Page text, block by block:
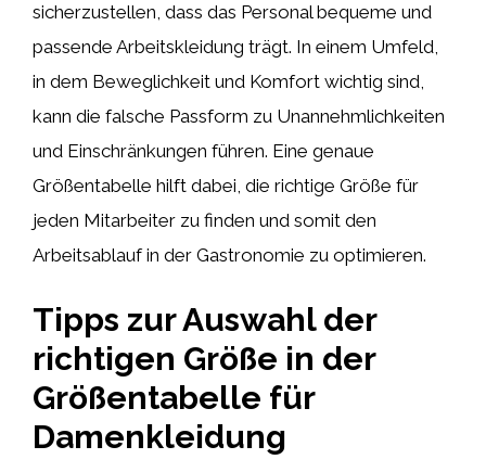
sicherzustellen, dass das Personal bequeme und
passende Arbeitskleidung trägt. In einem Umfeld,
in dem Beweglichkeit und Komfort wichtig sind,
kann die falsche Passform zu Unannehmlichkeiten
und Einschränkungen führen. Eine genaue
Größentabelle hilft dabei, die richtige Größe für
jeden Mitarbeiter zu finden und somit den
Arbeitsablauf in der Gastronomie zu optimieren.
Tipps zur Auswahl der
richtigen Größe in der
Größentabelle für
Damenkleidung